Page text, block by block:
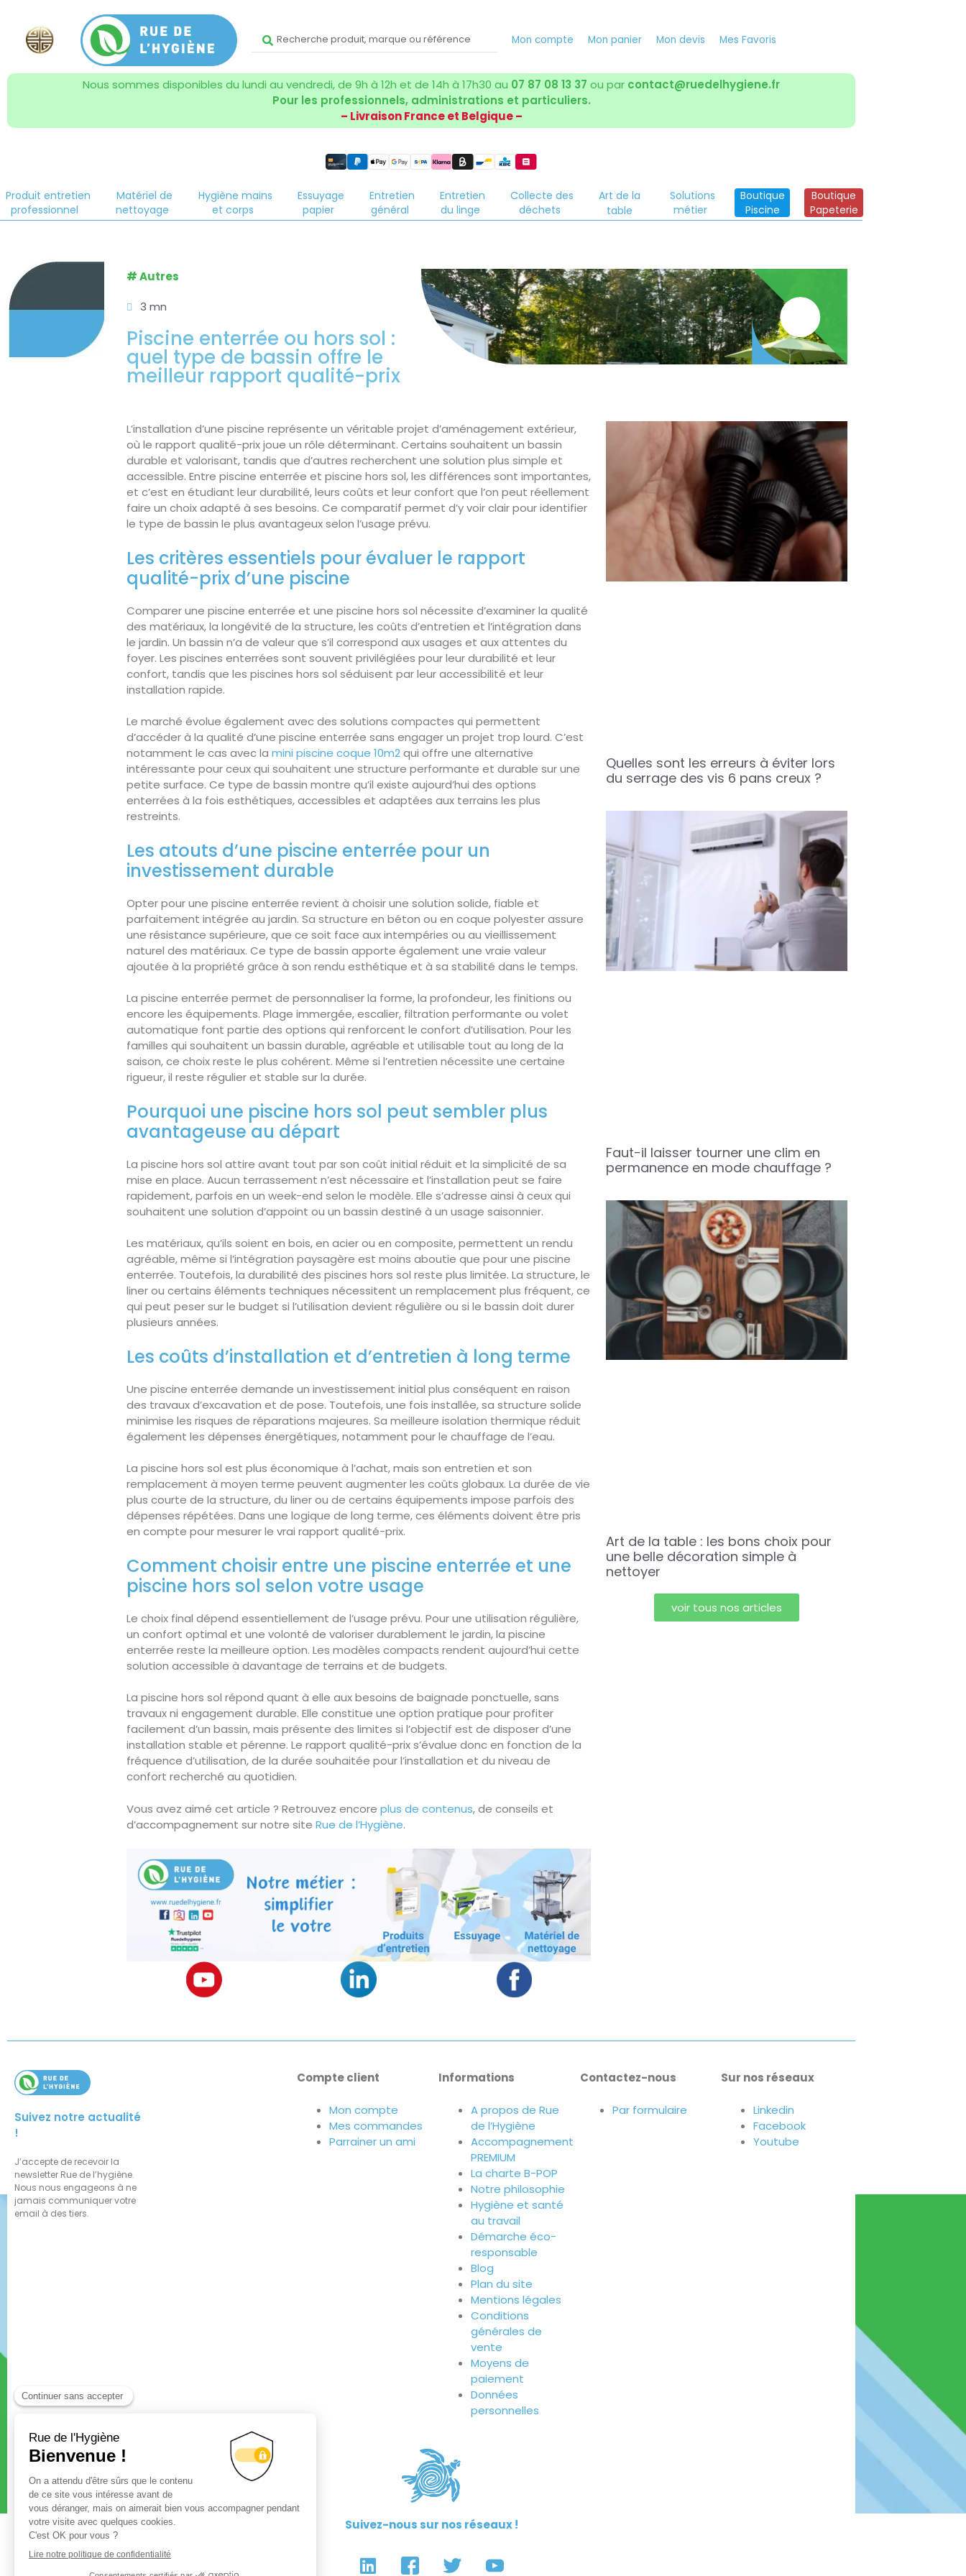
Mon compte Mon panier Mon devis Mes Favoris
Nous sommes disponibles du lundi au vendredi, de 9h à 12h et de 14h à 17h30 au 07 87 08 13 37 ou par contact@ruedelhygiene.fr
Pour les professionnels, administrations et particuliers.
– Livraison France et Belgique –
Produit entretien
professionnel
Matériel de
nettoyage
Hygiène mains
et corps
Essuyage
papier
Entretien
général
Entretien
du linge
Collecte des
déchets
Art de la
table
Solutions
métier
Boutique
Piscine
Boutique
Papeterie
#Autres
3 mn
Piscine enterrée ou hors sol :
quel type de bassin offre le
meilleur rapport qualité-prix
L’installation d’une piscine représente un véritable projet d’aménagement extérieur,
où le rapport qualité-prix joue un rôle déterminant. Certains souhaitent un bassin
durable et valorisant, tandis que d’autres recherchent une solution plus simple et
accessible. Entre piscine enterrée et piscine hors sol, les différences sont importantes,
et c’est en étudiant leur durabilité, leurs coûts et leur confort que l’on peut réellement
faire un choix adapté à ses besoins. Ce comparatif permet d’y voir clair pour identifier
le type de bassin le plus avantageux selon l’usage prévu.
Les critères essentiels pour évaluer le rapport
qualité-prix d’une piscine
Comparer une piscine enterrée et une piscine hors sol nécessite d’examiner la qualité
des matériaux, la longévité de la structure, les coûts d’entretien et l’intégration dans
le jardin. Un bassin n’a de valeur que s’il correspond aux usages et aux attentes du
foyer. Les piscines enterrées sont souvent privilégiées pour leur durabilité et leur
confort, tandis que les piscines hors sol séduisent par leur accessibilité et leur
installation rapide.
Le marché évolue également avec des solutions compactes qui permettent
d’accéder à la qualité d’une piscine enterrée sans engager un projet trop lourd. C’est
notamment le cas avec la mini piscine coque 10m2qui offre une alternative
intéressante pour ceux qui souhaitent une structure performante et durable sur une
petite surface. Ce type de bassin montre qu’il existe aujourd’hui des options
enterrées à la fois esthétiques, accessibles et adaptées aux terrains les plus
restreints.
Les atouts d’une piscine enterrée pour un
investissement durable
Opter pour une piscine enterrée revient à choisir une solution solide, fiable et
parfaitement intégrée au jardin. Sa structure en béton ou en coque polyester assure
une résistance supérieure, que ce soit face aux intempéries ou au vieillissement
naturel des matériaux. Ce type de bassin apporte également une vraie valeur
ajoutée à la propriété grâce à son rendu esthétique et à sa stabilité dans le temps.
La piscine enterrée permet de personnaliser la forme, la profondeur, les finitions ou
encore les équipements. Plage immergée, escalier, filtration performante ou volet
automatique font partie des options qui renforcent le confort d’utilisation. Pour les
familles qui souhaitent un bassin durable, agréable et utilisable tout au long de la
saison, ce choix reste le plus cohérent. Même si l’entretien nécessite une certaine
rigueur, il reste régulier et stable sur la durée.
Pourquoi une piscine hors sol peut sembler plus
avantageuse au départ
La piscine hors sol attire avant tout par son coût initial réduit et la simplicité de sa
mise en place. Aucun terrassement n’est nécessaire et l’installation peut se faire
rapidement, parfois en un week-end selon le modèle. Elle s’adresse ainsi à ceux qui
souhaitent une solution d’appoint ou un bassin destiné à un usage saisonnier.
Les matériaux, qu’ils soient en bois, en acier ou en composite, permettent un rendu
agréable, même si l’intégration paysagère est moins aboutie que pour une piscine
enterrée. Toutefois, la durabilité des piscines hors sol reste plus limitée. La structure, le
liner ou certains éléments techniques nécessitent un remplacement plus fréquent, ce
qui peut peser sur le budget si l’utilisation devient régulière ou si le bassin doit durer
plusieurs années.
Les coûts d’installation et d’entretien à long terme
Une piscine enterrée demande un investissement initial plus conséquent en raison
des travaux d’excavation et de pose. Toutefois, une fois installée, sa structure solide
minimise les risques de réparations majeures. Sa meilleure isolation thermique réduit
également les dépenses énergétiques, notamment pour le chauffage de l’eau.
La piscine hors sol est plus économique à l’achat, mais son entretien et son
remplacement à moyen terme peuvent augmenter les coûts globaux. La durée de vie
plus courte de la structure, du liner ou de certains équipements impose parfois des
dépenses répétées. Dans une logique de long terme, ces éléments doivent être pris
en compte pour mesurer le vrai rapport qualité-prix.
Comment choisir entre une piscine enterrée et une
piscine hors sol selon votre usage
Le choix final dépend essentiellement de l’usage prévu. Pour une utilisation régulière,
un confort optimal et une volonté de valoriser durablement le jardin, la piscine
enterrée reste la meilleure option. Les modèles compacts rendent aujourd’hui cette
solution accessible à davantage de terrains et de budgets.
La piscine hors sol répond quant à elle aux besoins de baignade ponctuelle, sans
travaux ni engagement durable. Elle constitue une option pratique pour profiter
facilement d’un bassin, mais présente des limites si l’objectif est de disposer d’une
installation stable et pérenne. Le rapport qualité-prix s’évalue donc en fonction de la
fréquence d’utilisation, de la durée souhaitée pour l’installation et du niveau de
confort recherché au quotidien.
Vous avez aimé cet article ? Retrouvez encore plus de contenus, de conseils et
d’accompagnement sur notre site Rue de l’Hygiène.
Quelles sont les erreurs à éviter lors
du serrage des vis 6 pans creux ?
Faut-il laisser tourner une clim en
permanence en mode chauffage ?
Art de la table : les bons choix pour
une belle décoration simple à
nettoyer
voir tous nos articles
Suivez notre actualité
!
J’accepte de recevoir la
newsletter Rue de l’hygiène.
Nous nous engageons à ne
jamais communiquer votre
email à des tiers.
Compte client
Mon compte
Mes commandes
Parrainer un ami
Informations
A propos de Rue
de l’Hygiène
Accompagnement
PREMIUM
La charte B-POP
Notre philosophie
Hygiène et santé
au travail
Démarche éco-
responsable
Blog
Plan du site
Mentions légales
Conditions
générales de
vente
Moyens de
paiement
Données
personnelles
Contactez-nous
Par formulaire
Sur nos réseaux
Linkedin
Facebook
Youtube
Suivez-nous sur nos réseaux !